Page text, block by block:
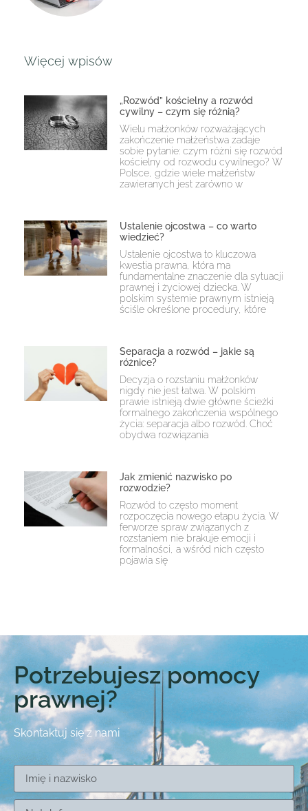
Więcej wpisów
„Rozwód” kościelny a rozwód
cywilny – czym się różnią?
Wielu małżonków rozważających
zakończenie małżeństwa zadaje
sobie pytanie: czym różni się rozwód
kościelny od rozwodu cywilnego? W
Polsce, gdzie wiele małżeństw
zawieranych jest zarówno w
Ustalenie ojcostwa – co warto
wiedzieć?
Ustalenie ojcostwa to kluczowa
kwestia prawna, która ma
fundamentalne znaczenie dla sytuacji
prawnej i życiowej dziecka. W
polskim systemie prawnym istnieją
ściśle określone procedury, które
Separacja a rozwód – jakie są
różnice?
Decyzja o rozstaniu małżonków
nigdy nie jest łatwa. W polskim
prawie istnieją dwie główne ścieżki
formalnego zakończenia wspólnego
życia: separacja albo rozwód. Choć
obydwa rozwiązania
Jak zmienić nazwisko po
rozwodzie?
Rozwód to często moment
rozpoczęcia nowego etapu życia. W
ferworze spraw związanych z
rozstaniem nie brakuje emocji i
formalności, a wśród nich często
pojawia się
Potrzebujesz pomocy
prawnej?
Skontaktuj się z nami